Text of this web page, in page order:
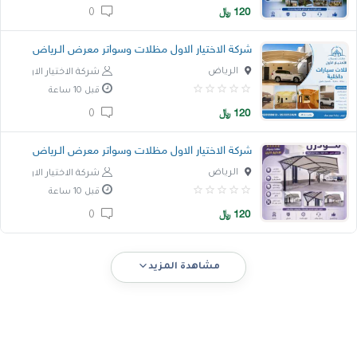
120 ﷼
شركة الاختيار الاول مظلات وسواتر معرض الـرياض
شركة الاختيار الاول الرياض
قبل 10 ساعة
120 ﷼
شركة الاختيار الاول مظلات وسواتر معرض الـرياض
شركة الاختيار الاول الرياض
قبل 10 ساعة
120 ﷼
مشاهدة المزيد